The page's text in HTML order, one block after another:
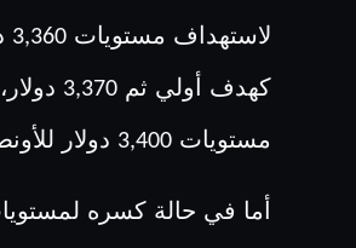
لاستهداف مستويات 3,360
كهدف أولي ثم 3,370
مستويات 3,400 دولار
أما في حالة كسره